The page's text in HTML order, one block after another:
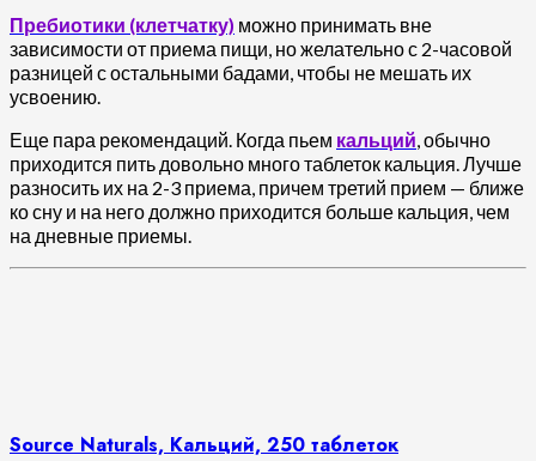
Пребиотики (клетчатку) можно принимать вне
зависимости от приема пищи, но желательно с 2-часовой
разницей с остальными бадами, чтобы не мешать их
усвоению.
Еще пара рекомендаций. Когда пьем кальций, обычно
приходится пить довольно много таблеток кальция. Лучше
разносить их на 2-3 приема, причем третий прием — ближе
ко сну и на него должно приходится больше кальция, чем
на дневные приемы.
Source Naturals, Кальций, 250 таблеток